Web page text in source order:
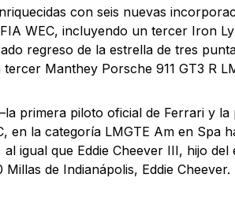
con seis nuevas
WEC, incluyendo un tercer Iron
regreso de la estrella de tres
Manthey Porsche 911 GT3 R
primera piloto oficial de Ferrari y la
en la categoría LMGTE Am en Spa
igual que Eddie Cheever III, hijo del
de Indianápolis, Eddie Cheever.